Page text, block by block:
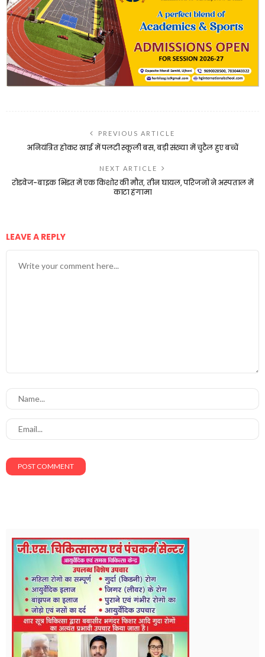
PREVIOUS ARTICLE
अनियंत्रित होकर खाई में पलटी स्कूली बस, बड़ी संख्या में चुटैल हुए बच्चें
NEXT ARTICLE
रोडवेज-बाइक भिंडत में एक किशोर की मौत, तीन घायल, परिजनों ने अस्पताल में
काटा हंगामा
LEAVE A REPLY